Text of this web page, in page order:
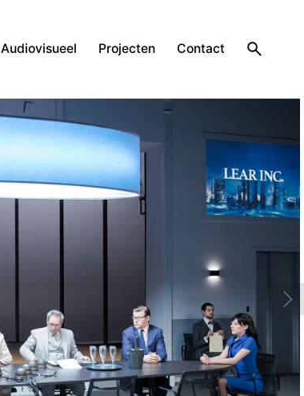
Audiovisueel Projecten Contact